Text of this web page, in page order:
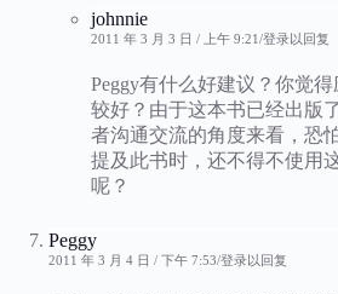
johnnie
2011 年 3 月 3 日 / 上午 9:21 登录以回复
Peggy有什么好建议？你觉
较好？由于这本书已经出版
者沟通交流的角度来看，恐
提及此书时，还不得不使用
呢？
Peggy
2011 年 3 月 4 日 / 下午 7:53 登录以回复